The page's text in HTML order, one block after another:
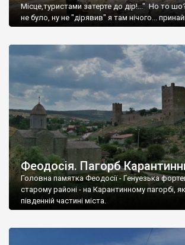
Місце,туристами затерте до дір!..." Но то
не було, ну не "дірявив" я там нічого...
Феодосія. Пагорб
Головна памятка Феодосії - Генуезька
старому районі - на Карантинному пагорбі,
південній частині міста.